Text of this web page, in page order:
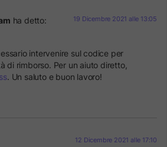
ha detto: 19 Dicembre 2021 alle 13:05
intervenire sul codice per
di rimborso. Per un aiuto diretto,
. Un saluto e buon lavoro!
12 Dicembre 2021 alle 17:10